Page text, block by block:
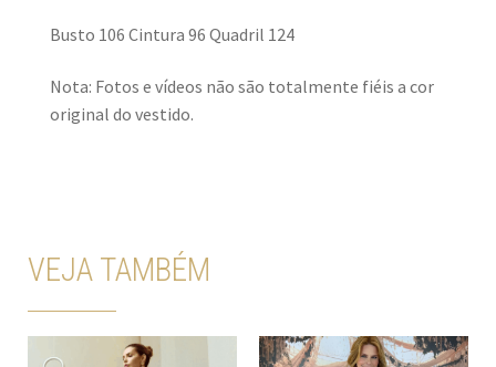
Busto 106 Cintura 96 Quadril 124
Nota: Fotos e vídeos não são totalmente fiéis a cor
original do vestido.
VEJA TAMBÉM